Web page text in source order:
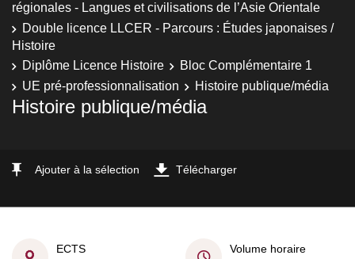
régionales - Langues et civilisations de l’Asie Orientale
Double licence LLCER - Parcours : Études japonaises /
Histoire
Diplôme Licence Histoire
Bloc Complémentaire 1
UE pré-professionnalisation
Histoire publique/média
Histoire publique/média
Ajouter à la sélection Télécharger
ECTS
Volume horaire